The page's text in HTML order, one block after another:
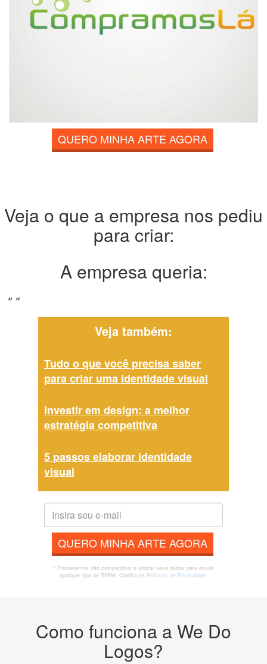
QUERO MINHA ARTE AGORA
Veja o que a empresa nos pediu
para criar:
A empresa queria:
" "
Veja também:
Tudo o que você precisa saber
para criar uma identidade visual
Investir em design: a melhor
estratégia competitiva
5 passos elaborar identidade
visual
QUERO MINHA ARTE AGORA
* Prometemos não compartilhar e utilizar seus dados para enviar
qualquer tipo de SPAM. Confira as Políticas de Privacidade.
Como funciona a We Do
Logos?